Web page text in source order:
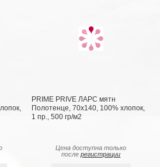
PRIME PRIVE ЛАРС мятн
Полотенце, 70х140, 100% хлопок,
1 пр., 500 гр/м2
Цена доступна только
послерегистрации